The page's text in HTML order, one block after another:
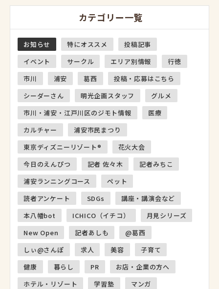
カテゴリー一覧
お知らせ 特にオススメ
投稿記事
イベント
サークル エリア別情報
行徳
市川
浦安 葛西
投稿・応募はこちら
シーダーさん
明光企画スタッフ
グルメ
市川・浦安・江戸川区のジモト情報
医療
カルチャー
浦安市民まつり
東京ディズニーリゾート®
花火大会
今日のえんぴつ
記者 佐々木
記者みちこ
浦安ランニングコース
ペット
読者アンケート
SDGs
講座・講演会など
本八幡bot
ICHICO（イチコ）
月見シリーズ
New Open
記者あしも
@葛西
しぃ@さんぽ
求人 美容
子育て
健康
暮らし PR
お店・企業の方へ
ホテル・リゾート
学習塾
マンガ